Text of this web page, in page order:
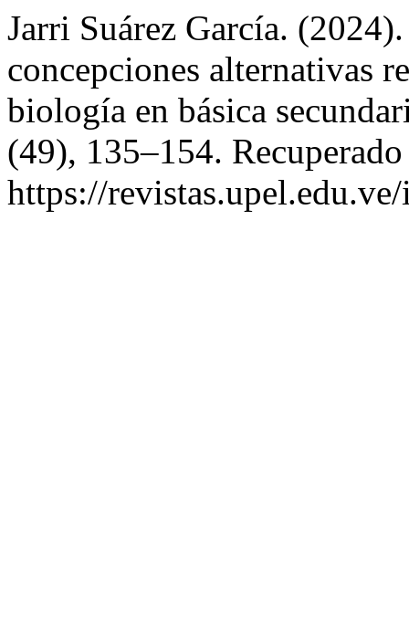
Jarri Suárez García.
concepciones alternativas
biología en básica
(49), 135–154.
https://